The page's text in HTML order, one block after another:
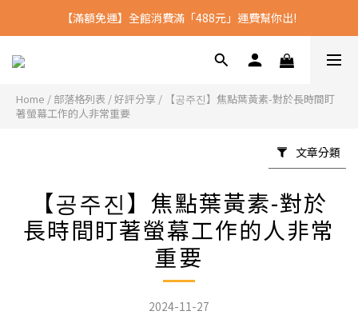
全館消費滿2500 送沈博士D3
【滿額免運】全館消費滿「488元」運費幫你出!
全館消費滿2500 送沈博士D3
Home / 部落格列表 /好評分享 /
【공주진】焦點葉黃素-對於長時間盯
著螢幕工作的人非常重要
文章分類
【공주진】焦點葉黃素-對於
長時間盯著螢幕工作的人非常
重要
2024-11-27